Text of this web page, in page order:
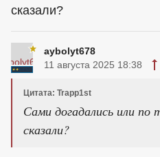
сказали?
aybolyt678
11 августа 2025 18:38
Цитата: Trapp1st
Сами догадались или по
сказали?